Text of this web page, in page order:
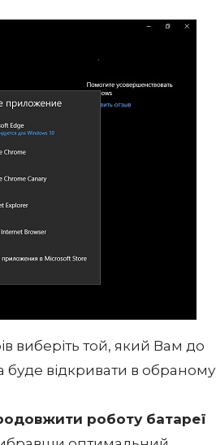
виберіть той, який Вам до
буде відкривати в обраному
роботу батареї